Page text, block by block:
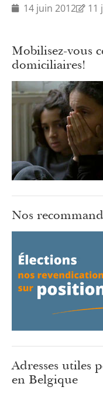
14 juin 2012 11
Mobilisez-vous
domiciliaires!
Nos
Adresses utiles
en Belgique